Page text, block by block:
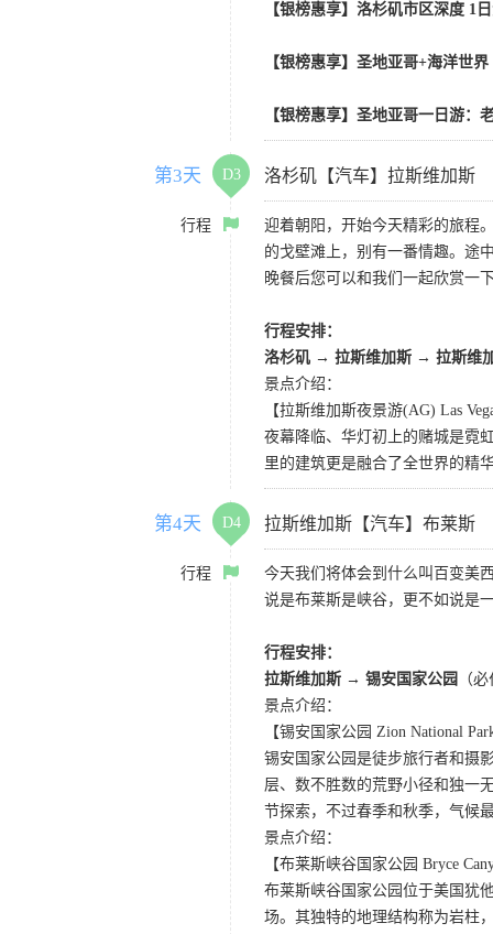
【银榜惠享】洛杉矶市区深度 1
【银榜惠享】圣地亚哥+海洋世
【银榜惠享】圣地亚哥一日游：
第3天 D3 洛杉矶【汽车】拉斯维加斯
行程
迎着朝阳，开始今天精彩的旅程
的戈壁滩上，别有一番情趣。途
晚餐后您可以和我们一起欣赏一
行程安排：
洛杉矶 → 拉斯维加斯 → 拉斯维
景点介绍：
【拉斯维加斯夜景游(AG) Las
夜幕降临、华灯初上的赌城是霓
里的建筑更是融合了全世界的精
第4天 D4 拉斯维加斯【汽车】布莱斯
行程
今天我们将体会到什么叫百变美
说是布莱斯是峡谷，更不如说是
行程安排：
拉斯维加斯 → 锡安国家公园
（
景点介绍：
【锡安国家公园 Zion National
锡安国家公园是徒步旅行者和摄
层、数不胜数的荒野小径和独一
节探索，不过春季和秋季，气候
景点介绍：
【布莱斯峡谷国家公园 Bryce
布莱斯峡谷国家公园位于美国犹
场。其独特的地理结构称为岩柱